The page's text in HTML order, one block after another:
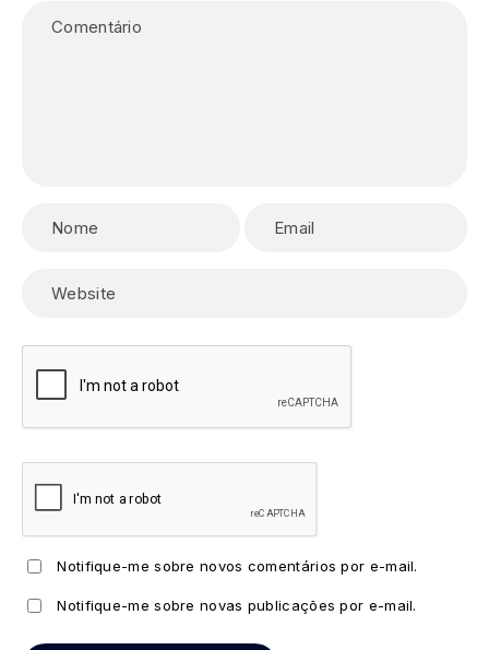
Notifique-me sobre novos comentários por e-mail.
Notifique-me sobre novas publicações por e-mail.